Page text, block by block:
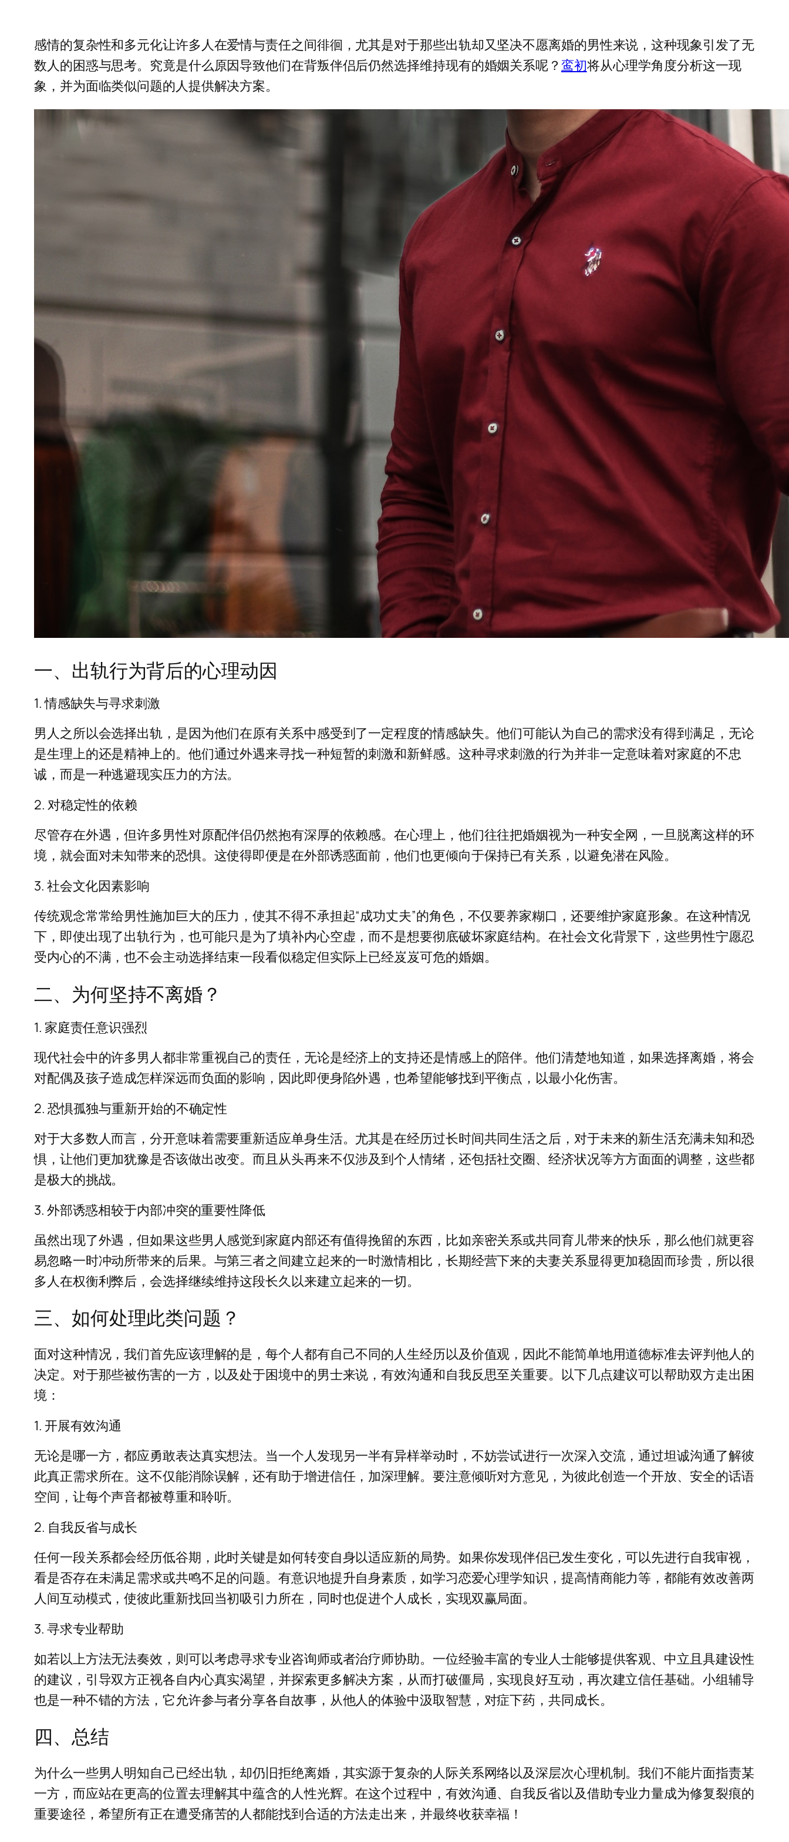
感情的复杂性和多元化让许多人在爱情与责任之间徘徊，尤其是对于那些出轨却又坚决不愿离婚的男性来说，这种现象引发了无
数人的困惑与思考。究竟是什么原因导致他们在背叛伴侣后仍然选择维持现有的婚姻关系呢？ 鸾初将从心理学角度分析这一现
象，并为面临类似问题的人提供解决方案。
一、出轨行为背后的心理动因
1. 情感缺失与寻求刺激
男人之所以会选择出轨，是因为他们在原有关系中感受到了一定程度的情感缺失。他们可能认为自己的需求没有得到满足，无论
是生理上的还是精神上的。他们通过外遇来寻找一种短暂的刺激和新鲜感。这种寻求刺激的行为并非一定意味着对家庭的不忠
诚，而是一种逃避现实压力的方法。
2. 对稳定性的依赖
尽管存在外遇，但许多男性对原配伴侣仍然抱有深厚的依赖感。在心理上，他们往往把婚姻视为一种安全网，一旦脱离这样的环
境，就会面对未知带来的恐惧。这使得即便是在外部诱惑面前，他们也更倾向于保持已有关系，以避免潜在风险。
3. 社会文化因素影响
传统观念常常给男性施加巨大的压力，使其不得不承担起“成功丈夫”的角色，不仅要养家糊口，还要维护家庭形象。在这种情况
下，即使出现了出轨行为，也可能只是为了填补内心空虚，而不是想要彻底破坏家庭结构。在社会文化背景下，这些男性宁愿忍
受内心的不满，也不会主动选择结束一段看似稳定但实际上已经岌岌可危的婚姻。
二、为何坚持不离婚？
1. 家庭责任意识强烈
现代社会中的许多男人都非常重视自己的责任，无论是经济上的支持还是情感上的陪伴。他们清楚地知道，如果选择离婚，将会
对配偶及孩子造成怎样深远而负面的影响，因此即便身陷外遇，也希望能够找到平衡点，以最小化伤害。
2. 恐惧孤独与重新开始的不确定性
对于大多数人而言，分开意味着需要重新适应单身生活。尤其是在经历过长时间共同生活之后，对于未来的新生活充满未知和恐
惧，让他们更加犹豫是否该做出改变。而且从头再来不仅涉及到个人情绪，还包括社交圈、经济状况等方方面面的调整，这些都
是极大的挑战。
3. 外部诱惑相较于内部冲突的重要性降低
虽然出现了外遇，但如果这些男人感觉到家庭内部还有值得挽留的东西，比如亲密关系或共同育儿带来的快乐，那么他们就更容
易忽略一时冲动所带来的后果。与第三者之间建立起来的一时激情相比，长期经营下来的夫妻关系显得更加稳固而珍贵，所以很
多人在权衡利弊后，会选择继续维持这段长久以来建立起来的一切。
三、如何处理此类问题？
面对这种情况，我们首先应该理解的是，每个人都有自己不同的人生经历以及价值观，因此不能简单地用道德标准去评判他人的
决定。对于那些被伤害的一方，以及处于困境中的男士来说，有效沟通和自我反思至关重要。以下几点建议可以帮助双方走出困
境：
1. 开展有效沟通
无论是哪一方，都应勇敢表达真实想法。当一个人发现另一半有异样举动时，不妨尝试进行一次深入交流，通过坦诚沟通了解彼
此真正需求所在。这不仅能消除误解，还有助于增进信任，加深理解。要注意倾听对方意见，为彼此创造一个开放、安全的话语
空间，让每个声音都被尊重和聆听。
2. 自我反省与成长
任何一段关系都会经历低谷期，此时关键是如何转变自身以适应新的局势。如果你发现伴侣已发生变化，可以先进行自我审视，
看是否存在未满足需求或共鸣不足的问题。有意识地提升自身素质，如学习恋爱心理学知识，提高情商能力等，都能有效改善两
人间互动模式，使彼此重新找回当初吸引力所在，同时也促进个人成长，实现双赢局面。
3. 寻求专业帮助
如若以上方法无法奏效，则可以考虑寻求专业咨询师或者治疗师协助。一位经验丰富的专业人士能够提供客观、中立且具建设性
的建议，引导双方正视各自内心真实渴望，并探索更多解决方案，从而打破僵局，实现良好互动，再次建立信任基础。小组辅导
也是一种不错的方法，它允许参与者分享各自故事，从他人的体验中汲取智慧，对症下药，共同成长。
四、总结
为什么一些男人明知自己已经出轨，却仍旧拒绝离婚，其实源于复杂的人际关系网络以及深层次心理机制。我们不能片面指责某
一方，而应站在更高的位置去理解其中蕴含的人性光辉。在这个过程中，有效沟通、自我反省以及借助专业力量成为修复裂痕的
重要途径，希望所有正在遭受痛苦的人都能找到合适的方法走出来，并最终收获幸福！